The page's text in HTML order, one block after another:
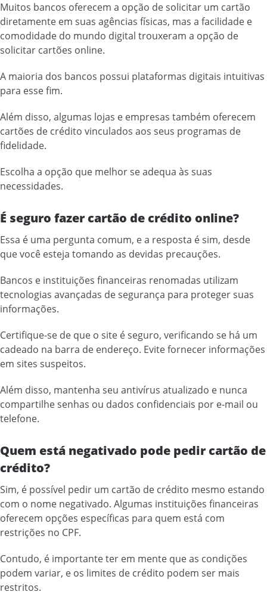
Muitos bancos oferecem a opção de solicitar um cartão
diretamente em suas agências físicas, mas a facilidade e
comodidade do mundo digital trouxeram a opção de
solicitar cartões online.
A maioria dos bancos possui plataformas digitais intuitivas
para esse fim.
Além disso, algumas lojas e empresas também oferecem
cartões de crédito vinculados aos seus programas de
fidelidade.
Escolha a opção que melhor se adequa às suas
necessidades.
É seguro fazer cartão de crédito online?
Essa é uma pergunta comum, e a resposta é sim, desde
que você esteja tomando as devidas precauções.
Bancos e instituições financeiras renomadas utilizam
tecnologias avançadas de segurança para proteger suas
informações.
Certifique-se de que o site é seguro, verificando se há um
cadeado na barra de endereço. Evite fornecer informações
em sites suspeitos.
Além disso, mantenha seu antivírus atualizado e nunca
compartilhe senhas ou dados confidenciais por e-mail ou
telefone.
Quem está negativado pode pedir cartão de
crédito?
Sim, é possível pedir um cartão de crédito mesmo estando
com o nome negativado. Algumas instituições financeiras
oferecem opções específicas para quem está com
restrições no CPF.
Contudo, é importante ter em mente que as condições
podem variar, e os limites de crédito podem ser mais
restritos.